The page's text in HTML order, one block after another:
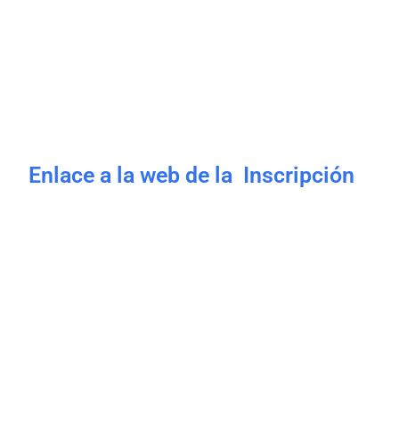
Enlace a la web de la Inscripción